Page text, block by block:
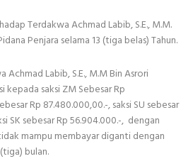
Terdakwa Achmad Labib, S.E., M.M.
Penjara selama 13 (tiga belas) Tahun.
Labib, S.E., M.M Bin Asrori
saksi ZM Sebesar Rp
Rp 87.480.000,00.-, saksi SU sebesar
SK sebesar Rp 56.904.000.-, dengan
mampu membayar diganti dengan
bulan.